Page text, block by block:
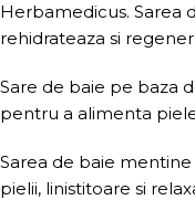
Herbamedicus. Sarea
rehidrateaza si
Sare de baie pe baza
pentru a alimenta
Sarea de baie
pielii, linistitoare si